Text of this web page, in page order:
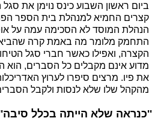
ביום ראשון השבוע כינס נוימן את
קצרים החמיא למנהלת בית הספר
הנהלת המוסד לא הסכימה עמה על
התחמק מלומר מה באמת קרה
הקצרה, ואפילו כאשר חברי סגל
מדוע אינם מקבלים כל הסברים, הוא
מהקהל שלו שלא לנסות ולקבל
''כנראה שלא הייתה בכלל